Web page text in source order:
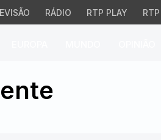
RÁDIO RTP PLAY
urânio a